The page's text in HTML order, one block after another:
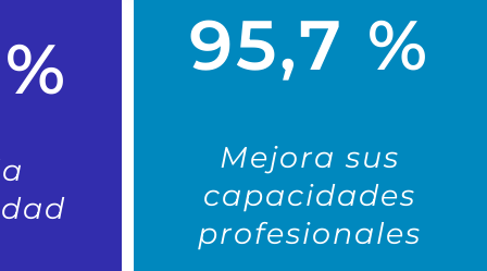
95,7 %
Mejora sus
capacidades
profesionales